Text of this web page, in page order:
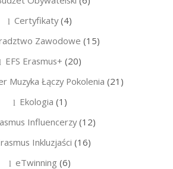
Certyfikaty(4)
Zawodowe (15)
EFS Erasmus+ (20)
Muzyka Łączy Pokolenia (21)
Ekologia (1)
Influencerzy(12)
Inkluzjaści (16)
eTwinning (6)